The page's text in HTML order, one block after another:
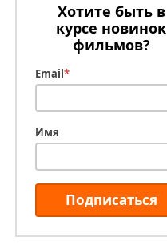
Хотите быть в
курсе новинок
фильмов?
Email*
Имя
Подписаться